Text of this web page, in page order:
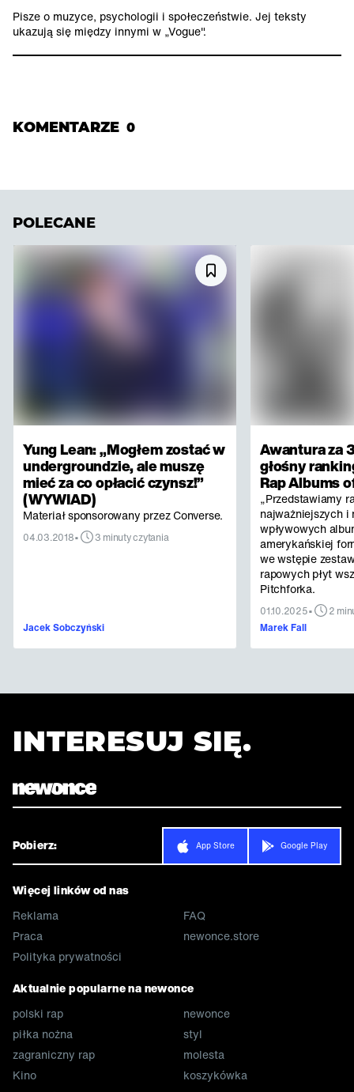
Pisze o muzyce, psychologii i społeczeństwie. Jej teksty
ukazują się między innymi w „Vogue".
KOMENTARZE 0
POLECANE
Yung Lean: „Mogłem zostać w
undergroundzie, ale muszę
mieć za co opłacić czynsz!”
(WYWIAD)
Materiał sponsorowany przez Converse.
04.03.2018• 3 minuty czytania
Jacek Sobczyński
Awantura za
głośny
Rap Albums
„Przedstawiamy
najważniejszych i
wpływowych
amerykańskiej
we wstępie
rapowych płyt
Pitchforka.
01.10.2025•
2
Marek Fall
INTERESUJ SIĘ.
Pobierz: App Store Google Play
Więcej linków od nas
Reklama
Praca
Polityka prywatności
FAQ
newonce.store
Aktualnie popularne na newonce
polski rap
piłka nożna
zagraniczny rap
Kino
newonce
styl
molesta
koszykówka